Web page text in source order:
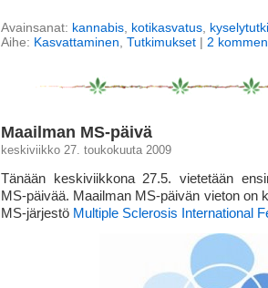
Avainsanat: kannabis kotikasvatus
Aihe: Kasvattaminen Tutkimukset | 2
Maailman MS-päivä
keskiviikko 27. toukokuuta 2009
Tänään keskiviikkona 27.5. vietetään
MS-päivää. Maailman MS-päivän vieton on
MS-järjestö Multiple Sclerosis International